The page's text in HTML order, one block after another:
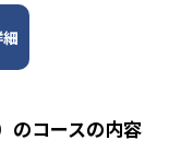
のコースの内容